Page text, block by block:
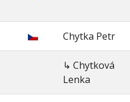
Chytka Petr
↳ Chytková
Lenka